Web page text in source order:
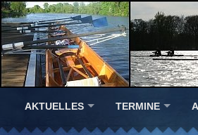
AKTUELLES TERMINE